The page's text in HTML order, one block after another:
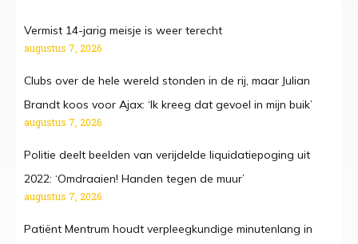
Vermist 14-jarig meisje is weer terecht
augustus 7, 2026
Clubs over de hele wereld stonden in de rij, maar Julian
Brandt koos voor Ajax: ‘Ik kreeg dat gevoel in mijn buik’
augustus 7, 2026
Politie deelt beelden van verijdelde liquidatiepoging uit
2022: ‘Omdraaien! Handen tegen de muur’
augustus 7, 2026
Patiënt Mentrum houdt verpleegkundige minutenlang in